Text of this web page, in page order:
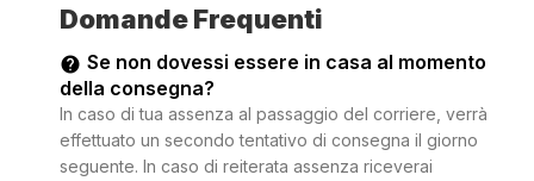
Domande Frequenti
Se non dovessi essere in casa al momento
della consegna?
In caso di tua assenza al passaggio del corriere, verrà
effettuato un secondo tentativo di consegna il giorno
seguente. In caso di reiterata assenza riceverai